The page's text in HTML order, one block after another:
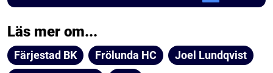
Läs mer om...
Färjestad BK Frölunda HC
Joel Lundqvist